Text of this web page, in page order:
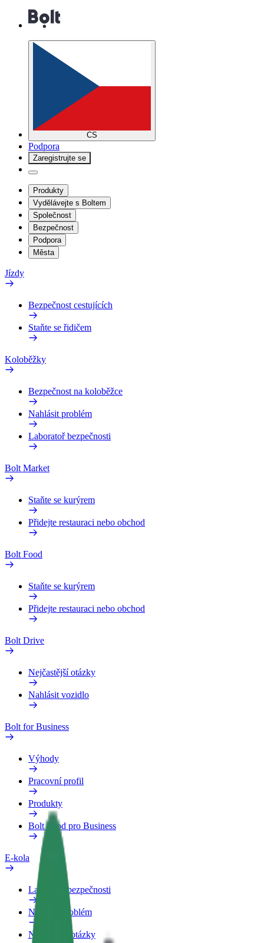
CS
Podpora
Zaregistrujte se
Produkty
Vydělávejte s Boltem
Společnost
Bezpečnost
Podpora
Města
Jízdy
Bezpečnost cestujících
Staňte se řidičem
Koloběžky
Bezpečnost na koloběžce
Nahlásit problém
Laboratoř bezpečnosti
Bolt Market
Staňte se kurýrem
Přidejte restauraci nebo obchod
Bolt Food
Staňte se kurýrem
Přidejte restauraci nebo obchod
Bolt Drive
Nejčastější otázky
Nahlásit vozidlo
Bolt for Business
Výhody
Pracovní profil
Produkty
Bolt Food pro Business
E-kola
Laboratoř bezpečnosti
Nahlásit problém
Nejčastější otázky